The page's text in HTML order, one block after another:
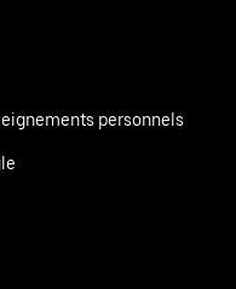
personnels